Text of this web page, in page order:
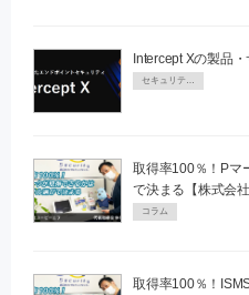
Intercept Xの製品
取得率100％！Pマ
で決まる【株式会社
コラム
取得率100％！